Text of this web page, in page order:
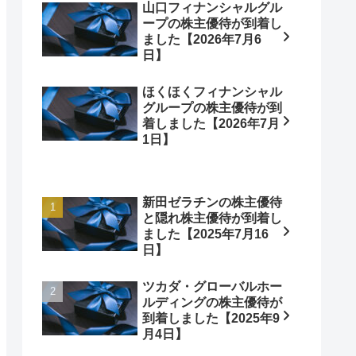
山口フィナンシャルグル
ープの株主優待が到着し
ました【2026年7月6
日】
ほくほくフィナンシャル
グループの株主優待が到
着しました【2026年7月
1日】
新田ゼラチンの株主優待
と隠れ株主優待が到着し
ました【2025年7月16
日】
ツカダ・グローバルホー
ルディングの株主優待が
到着しました【2025年9
月4日】